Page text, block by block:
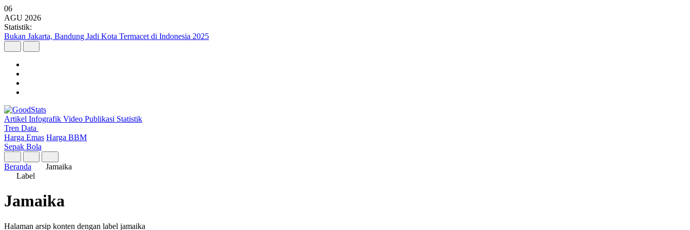
06
AGU 2026
Statistik:
Bukan Jakarta, Bandung Jadi Kota Termacet di Indonesia 2025
Artikel Infografik Video Publikasi Statistik
Tren Data
Harga Emas Harga BBM
Sepak Bola
Beranda
Jamaika
Label
Jamaika
Halaman arsip konten dengan label jamaika